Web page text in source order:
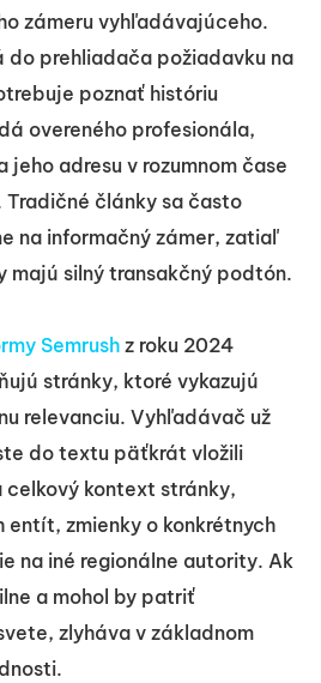
zámeru vyhľadávajúceho.
do prehliadača požiadavku na
poznať históriu
overeného profesionála,
jeho adresu v rozumnom čase
Tradičné články sa často
na informačný zámer, zatiaľ
majú silný transakčný podtón.
Semrushz roku 2024
stránky, ktoré vykazujú
relevanciu. Vyhľadávač už
do textu päťkrát vložili
celkový kontext stránky,
zmienky o konkrétnych
na iné regionálne autority. Ak
a mohol by patriť
zlyháva v základnom